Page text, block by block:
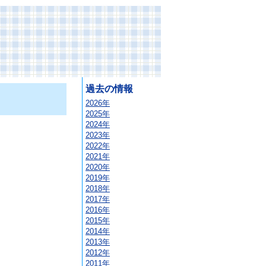
過去の情報
2026年
2025年
2024年
2023年
2022年
2021年
2020年
2019年
2018年
2017年
2016年
2015年
2014年
2013年
2012年
2011年